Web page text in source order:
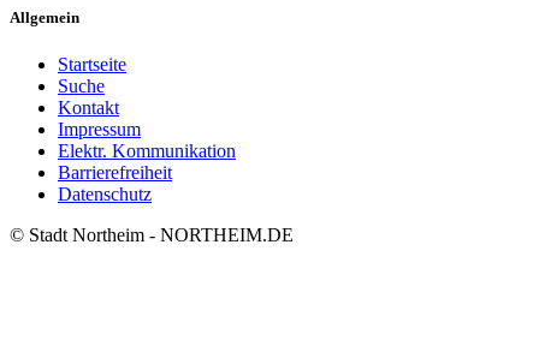
Allgemein
Startseite
Suche
Kontakt
Impressum
Elektr. Kommunikation
Barrierefreiheit
Datenschutz
© Stadt Northeim - NORTHEIM.DE